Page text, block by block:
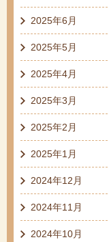
2025年6月
2025年5月
2025年4月
2025年3月
2025年2月
2025年1月
2024年12月
2024年11月
2024年10月